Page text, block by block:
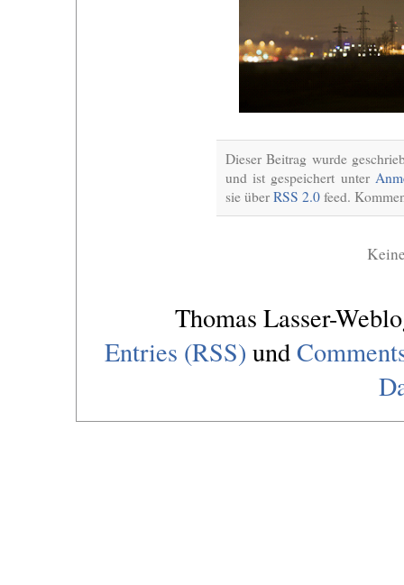
Dieser Beitrag wurde
und ist gespeichert unter
sie über RSS 2.0 feed.
Thomas Lasser-
Entries (RSS) und